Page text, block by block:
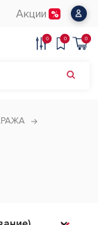
Акции
0 0 0